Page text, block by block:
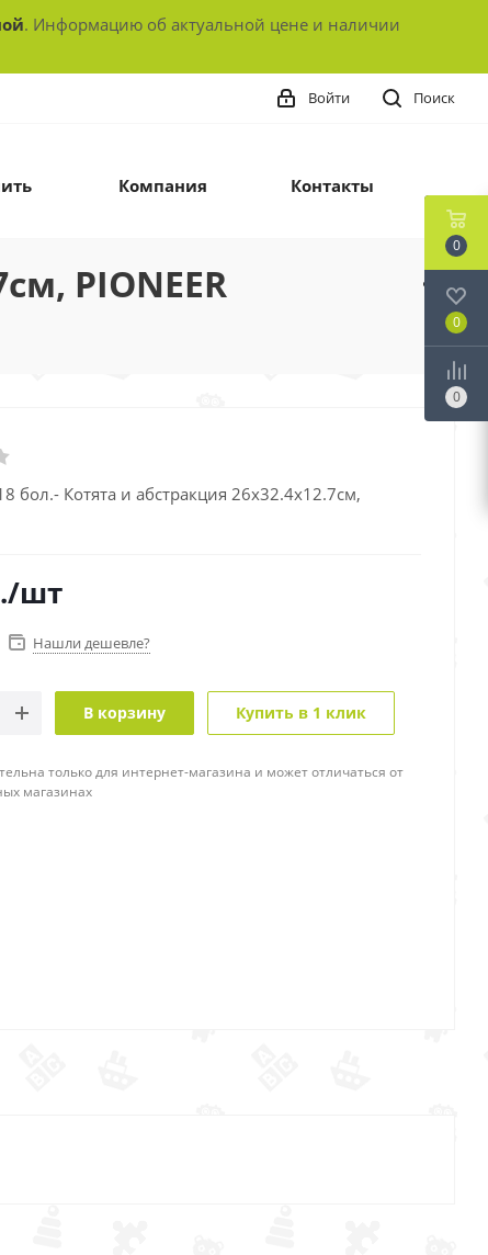
. Информацию об актуальной цене и наличии
Поиск
Войти
Компания Контакты
PIONEER
бол.- Котята и абстракция 26x32.4x12.7см,
/шт
Нашли дешевле?
В корзину Купить в 1 клик
только для интернет-магазина и может отличаться от
магазинах
0
0
0